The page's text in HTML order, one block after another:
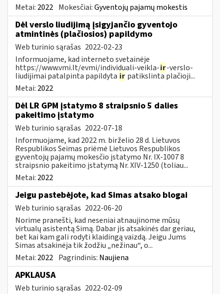
Metai: 2022 Mokesčiai:Gyventojų pajamų mokestis
Dėl verslo liudijimą įsigyjančio gyventojo
atmintinės (plačiosios) papildymo
Web turinio sąrašas 2022-02-23
Informuojame, kad interneto svetainėje
https://www.vmi.lt/evmi/individuali-veikla-ir-verslo-
liudijimai patalpinta papildyta ir patikslinta plačioji...
Metai: 2022
Dėl LR GPM įstatymo 8 straipsnio 5 dalies
pakeitimo įstatymo
Web turinio sąrašas 2022-07-18
Informuojame, kad 2022 m. birželio 28 d. Lietuvos
Respublikos Seimas priėmė Lietuvos Respublikos
gyventojų pajamų mokesčio įstatymo Nr. IX-1007 8
straipsnio pakeitimo įstatymą Nr. XIV-1250 (toliau...
Metai: 2022
Jeigu pastebėjote, kad Simas atsako blogai
Web turinio sąrašas 2022-06-20
Norime pranešti, kad neseniai atnaujinome mūsų
virtualų asistentą Simą. Dabar jis atsakinės dar geriau,
bet kai kam gali rodyti klaidingą vaizdą. Jeigu Jums
Simas atsakinėja tik žodžiu „nežinau“, o...
Metai: 2022 Pagrindinis: Naujiena
APKLAUSA
Web turinio sąrašas 2022-02-09